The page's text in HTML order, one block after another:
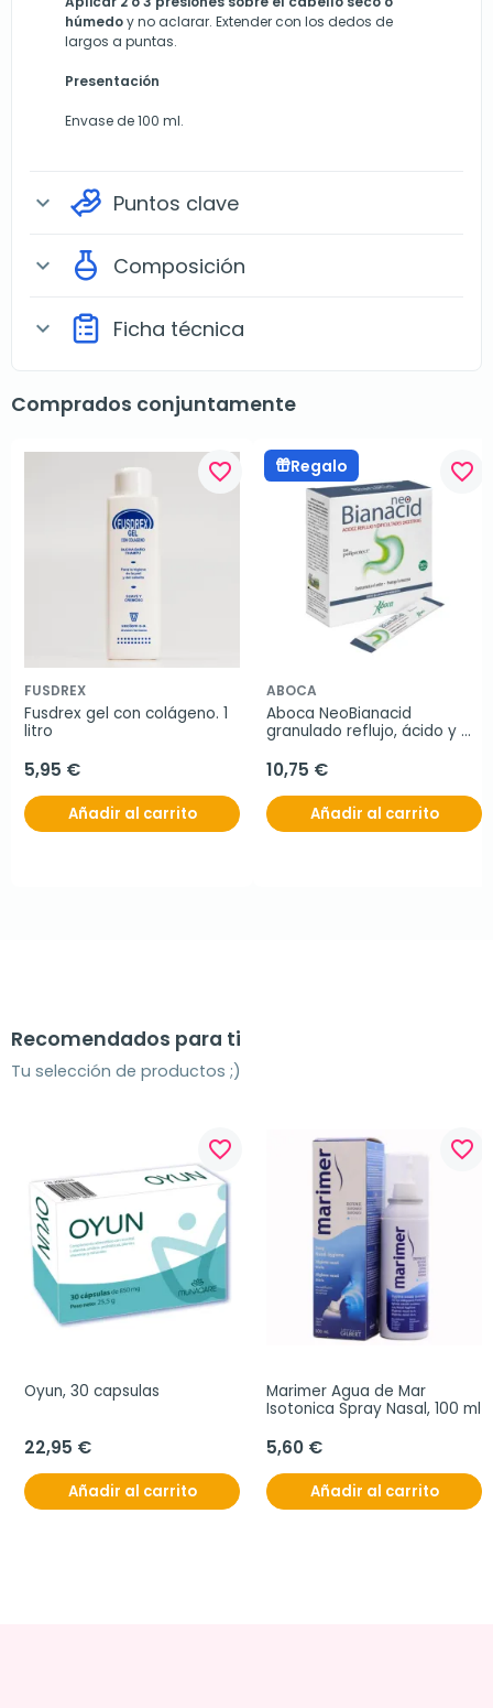
húmedoy no aclarar. Extender con los dedos de
largos a puntas.
Presentación
Envase de 100 ml.
expand_more Puntos clave
expand_more Composición
expand_more Ficha técnica
Comprados conjuntamente
favorite_border
FUSDREX
Fusdrex gel con colágeno. 1
litro
5,95 €
Añadir al carrito
Regalo favorite_border
ABOCA
Aboca NeoBianacid
granulado reflujo, ácido y
sobres
10,75 €
Añadir al carrito
Recomendados para ti
Tu selección de productos ;)
favorite_border
Oyun, 30 capsulas
22,95 €
Añadir al carrito
favorite_border
Marimer Agua de Mar
Isotonica Spray Nasal, 100 ml
5,60 €
Añadir al carrito